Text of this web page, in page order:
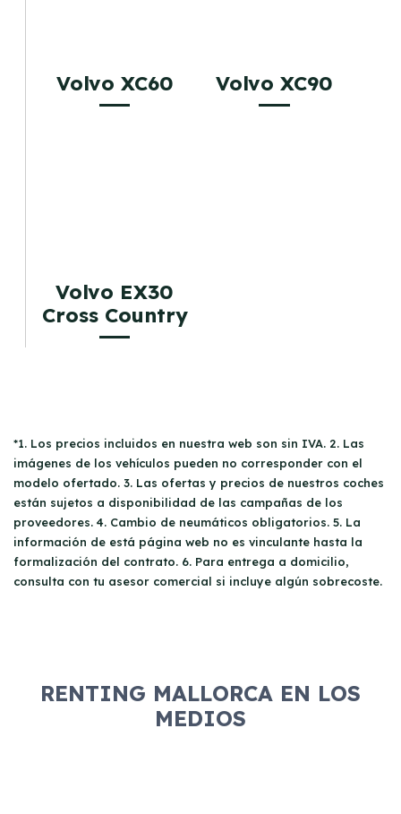
Volvo XC60 Volvo XC90
Volvo EX30
Cross Country
*1. Los precios incluidos en nuestra web son sin IVA. 2. Las
imágenes de los vehículos pueden no corresponder con el
modelo ofertado. 3. Las ofertas y precios de nuestros coches
están sujetos a disponibilidad de las campañas de los
proveedores. 4. Cambio de neumáticos obligatorios. 5. La
información de está página web no es vinculante hasta la
formalización del contrato. 6. Para entrega a domicilio,
consulta con tu asesor comercial si incluye algún sobrecoste.
RENTING MALLORCA EN LOS
MEDIOS